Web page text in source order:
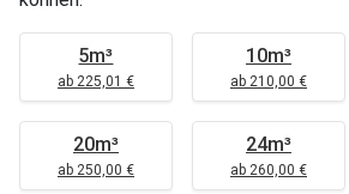
5m³
ab 225,01 €
10m³
ab 210,00 €
20m³
ab 250,00 €
24m³
ab 260,00 €